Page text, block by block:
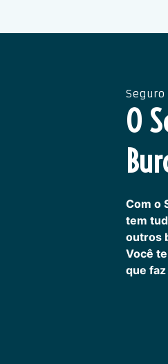
Seguro
O
Com o
tem
outros
Você
que